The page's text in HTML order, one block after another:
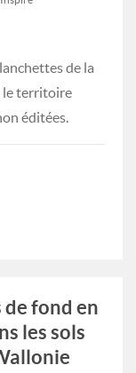
de la
le territoire
éditées.
fond en
les sols